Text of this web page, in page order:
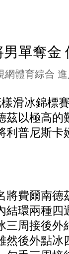
單奪金
網體育綜合
冰錦標
茲以極高的
利普尼斯卡
費爾南德
結環兩種四
三周接後外
然後外點冰